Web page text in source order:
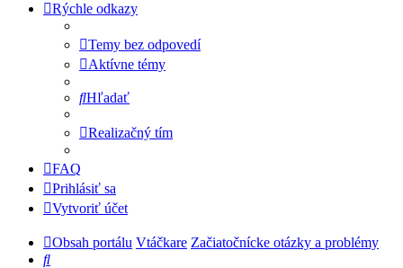
Rýchle odkazy
Temy bez odpovedí
Aktívne témy
Hľadať
Realizačný tím
FAQ
Prihlásiť sa
Vytvoriť účet
Obsah portálu Vtáčkare Začiatočnícke otázky a problémy
Hľadať